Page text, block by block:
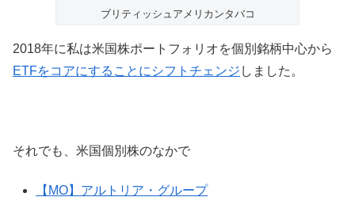
ブリティッシュアメリカンタバコ
2018年に私は米国株ポートフォリオを個別銘柄中心から
ETFをコアにすることにシフトチェンジ しました。
それでも、米国個別株のなかで
【MO】アルトリア・グループ